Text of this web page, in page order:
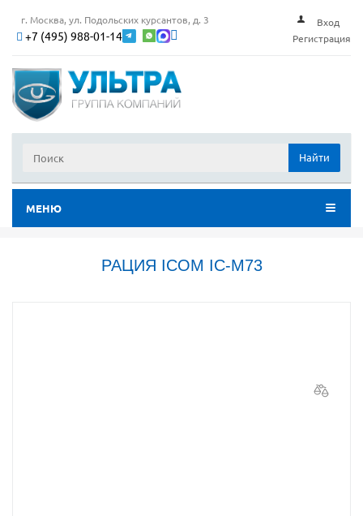
г. Москва, ул. Подольских курсантов, д. 3
+7 (495) 988-01-14
Вход
Регистрация
Найти
МЕНЮ
РАЦИЯ ICOM IC-M73